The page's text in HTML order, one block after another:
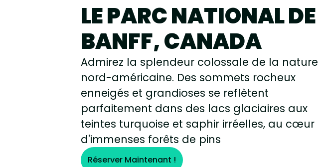
LE PARC NATIONAL DE
BANFF, CANADA
Admirez la splendeur colossale de la nature
nord-américaine. Des sommets rocheux
enneigés et grandioses se reflètent
parfaitement dans des lacs glaciaires aux
teintes turquoise et saphir irréelles, au cœur
d'immenses forêts de pins
Réserver Maintenant !